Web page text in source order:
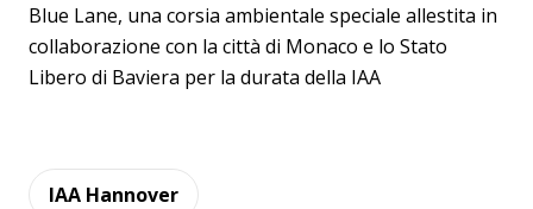
Blue Lane, una corsia ambientale speciale allestita in
collaborazione con la città di Monaco e lo Stato
Libero di Baviera per la durata della IAA
IAA Hannover